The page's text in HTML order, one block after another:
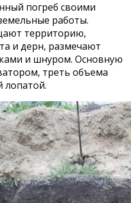
погреб своими
работы.
территорию,
и дерн, размечают
и шнуром. Основную
треть объема